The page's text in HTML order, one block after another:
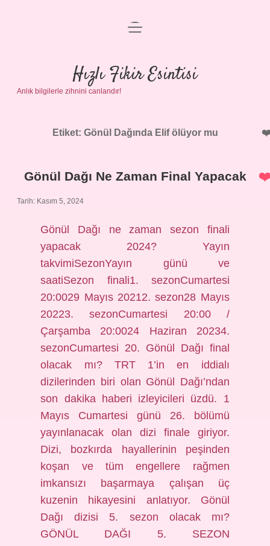
Anasayfa
Gizlilik Politikası
Yasal Uyarı
menüyü
Hızlı Fikir Esintisi
Anlık bilgilerle zihnini canlandır!
Etiket: Gönül Dağında Elif ölüyor mu
Gönül Dağı Ne Zaman Final Yapacak
Tarih: Kasım 5, 2024
Gönül Dağı ne zaman sezon finali
yapacak 2024? Yayın
takvimiSezonYayın günü ve
saatiSezon finali1. sezonCumartesi
20:0029 Mayıs 20212. sezon28 Mayıs
20223. sezonCumartesi 20:00 /
Çarşamba 20:0024 Haziran 20234.
sezonCumartesi 20. Gönül Dağı final
olacak mı? TRT 1’in en iddialı
dizilerinden biri olan Gönül Dağı’ndan
son dakika haberi izleyicileri üzdü. 1
Mayıs Cumartesi günü 26. bölümü
yayınlanacak olan dizi finale giriyor.
Dizi, bozkırda hayallerinin peşinden
koşan ve tüm engellere rağmen
imkansızı başarmaya çalışan üç
kuzenin hikayesini anlatıyor. Gönül
Dağı dizisi 5. sezon olacak mı?
GÖNÜL DAĞI 5. SEZON